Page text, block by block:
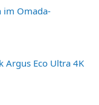
im Omada-
Argus Eco Ultra 4K